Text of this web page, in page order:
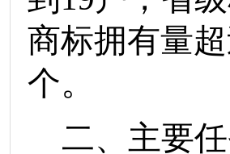
商标拥有量
个。
二、主要